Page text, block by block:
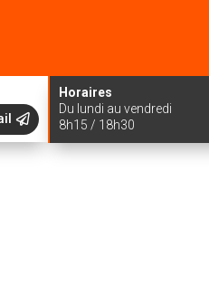
Horaires
Du lundi au vendredi
8h15 / 18h30